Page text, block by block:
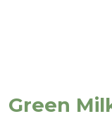
Green